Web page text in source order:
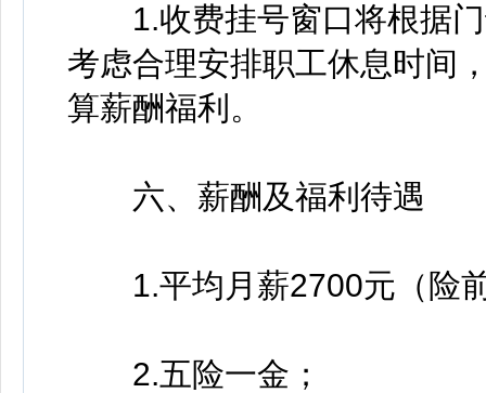
1.收费挂号窗口将根据门
考虑合理安排职工休息时间
算薪酬福利。
六、薪酬及福利待遇
1.平均月薪2700元（险
2.五险一金；